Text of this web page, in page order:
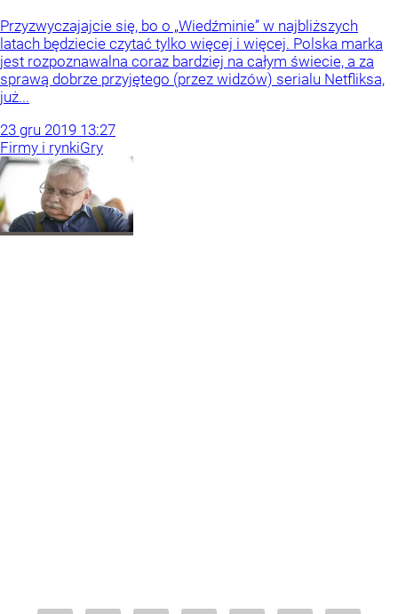
Przyzwyczajajcie się, bo o „Wiedźminie” w najbliższych
latach będziecie czytać tylko więcej i więcej. Polska marka
jest rozpoznawalna coraz bardziej na całym świecie, a za
sprawą dobrze przyjętego (przez widzów) serialu Netfliksa,
już...
23 gru 2019 13:27
Firmy i rynkiGry